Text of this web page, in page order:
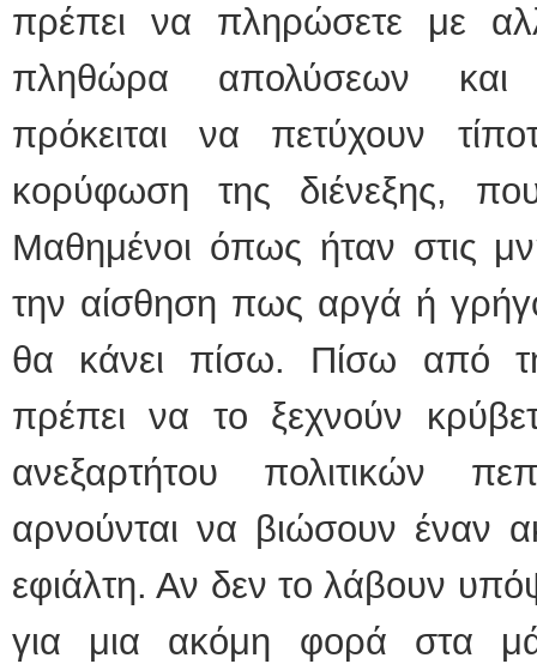
πρέπει να πληρώσετε με
πληθώρα απολύσεων και
πρόκειται να πετύχουν
κορύφωση της διένεξης,
Μαθημένοι όπως ήταν στις
την αίσθηση πως αργά ή
θα κάνει πίσω. Πίσω από
πρέπει να το ξεχνούν
ανεξαρτήτου πολιτικών
αρνούνται να βιώσουν έναν
εφιάλτη. Αν δεν το λάβουν
για μια ακόμη φορά στα